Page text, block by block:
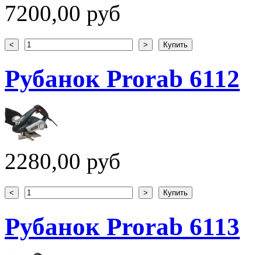
7200,00 руб
Рубанок Prorab 6112
2280,00 руб
Рубанок Prorab 6113